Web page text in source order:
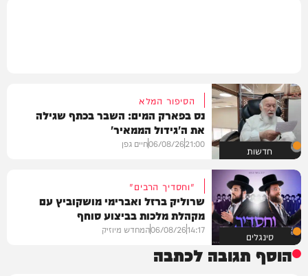
חדשות
הסיפור המלא
נס בפארק המים: השבר בכתף שגילה
את ה'גידול הממאיר'
21:00
06/08/26חיים גפן
סינגלים
"וחסדיך הרבים"
שרוליק ברזל ואברימי מושקוביץ עם
מקהלת מלכות בביצוע סוחף
14:17
06/08/26המחדש מיוזיק
הוסף תגובה לכתבה